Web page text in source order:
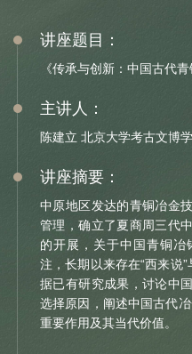
信息公开
讲座题目：
《传承与创新：中国古代
主讲人：
陈建立 北京大学考古文博
讲座摘要：
中原地区发达的青铜冶金
管理，确立了夏商周三代
的开展，关于中国青铜冶
注，长期以来存在“西来说
据已有研究成果，讨论中
选择原因，阐述中国古代冶
重要作用及其当代价值。